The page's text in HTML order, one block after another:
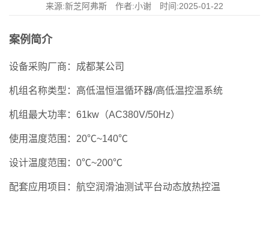
来源:新芝阿弗斯 作者:小谢 时间:2025-01-22
案例简介
设备采购厂商：成都某公司
机组名称类型：高低温恒温循环器/高低温控温系统
机组最大功率：61kw（AC380V/50Hz）
使用温度范围：20℃~140℃
设计温度范围：0℃~200℃
配套应用项目：航空润滑油测试平台动态放热控温